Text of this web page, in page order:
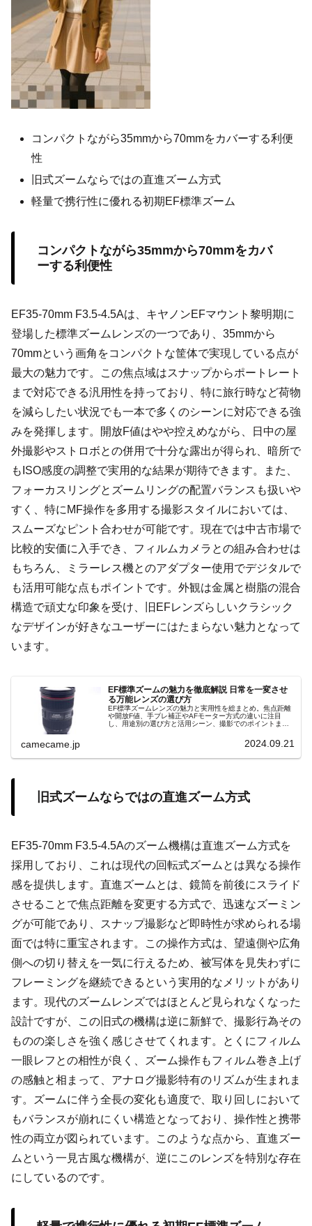
コンパクトながら35mmから70mmをカバーする利便
性
旧式ズームならではの直進ズーム方式
軽量で携行性に優れる初期EF標準ズーム
コンパクトながら35mmから70mmをカバ
ーする利便性
EF35-70mm F3.5-4.5Aは、キヤノンEFマウント黎明期に
登場した標準ズームレンズの一つであり、35mmから
70mmという画角をコンパクトな筐体で実現している点が
最大の魅力です。この焦点域はスナップからポートレート
まで対応できる汎用性を持っており、特に旅行時など荷物
を減らしたい状況でも一本で多くのシーンに対応できる強
みを発揮します。開放F値はやや控えめながら、日中の屋
外撮影やストロボとの併用で十分な露出が得られ、暗所で
もISO感度の調整で実用的な結果が期待できます。また、
フォーカスリングとズームリングの配置バランスも扱いや
すく、特にMF操作を多用する撮影スタイルにおいては、
スムーズなピント合わせが可能です。現在では中古市場で
比較的安価に入手でき、フィルムカメラとの組み合わせは
もちろん、ミラーレス機とのアダプター使用でデジタルで
も活用可能な点もポイントです。外観は金属と樹脂の混合
構造で頑丈な印象を受け、旧EFレンズらしいクラシック
なデザインが好きなユーザーにはたまらない魅力となって
います。
EF標準ズームの魅力を徹底解説 日常を一変させ
る万能レンズの選び方
EF標準ズームレンズの魅力と実用性を総まとめ。焦点距離
や開放F値、手ブレ補正やAFモーター方式の違いに注目
し、用途別の選び方と活用シーン、撮影でのポイントまで
camecame.jp 2024.09.21
旧式ズームならではの直進ズーム方式
EF35-70mm F3.5-4.5Aのズーム機構は直進ズーム方式を
採用しており、これは現代の回転式ズームとは異なる操作
感を提供します。直進ズームとは、鏡筒を前後にスライド
させることで焦点距離を変更する方式で、迅速なズーミン
グが可能であり、スナップ撮影など即時性が求められる場
面では特に重宝されます。この操作方式は、望遠側や広角
側への切り替えを一気に行えるため、被写体を見失わずに
フレーミングを継続できるという実用的なメリットがあり
ます。現代のズームレンズではほとんど見られなくなった
設計ですが、この旧式の機構は逆に新鮮で、撮影行為その
ものの楽しさを強く感じさせてくれます。とくにフィルム
一眼レフとの相性が良く、ズーム操作もフィルム巻き上げ
の感触と相まって、アナログ撮影特有のリズムが生まれま
す。ズームに伴う全長の変化も適度で、取り回しにおいて
もバランスが崩れにくい構造となっており、操作性と携帯
性の両立が図られています。このような点から、直進ズー
ムという一見古風な機構が、逆にこのレンズを特別な存在
にしているのです。